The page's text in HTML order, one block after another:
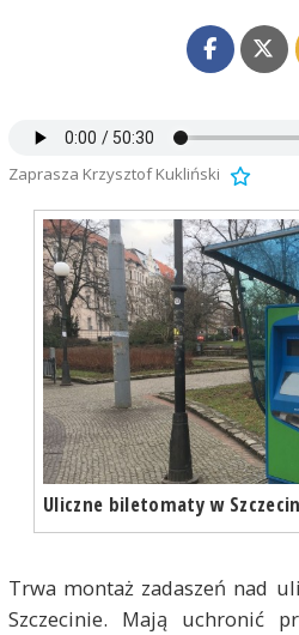
Zaprasza Krzysztof Kukliński
Uliczne biletomaty w
Trwa montaż zadaszeń nad
Szczecinie. Mają uchronić